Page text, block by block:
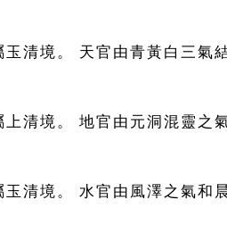
清境。 天官由青黃白三氣
清境。 地官由元洞混靈之
清境。 水官由風澤之氣和